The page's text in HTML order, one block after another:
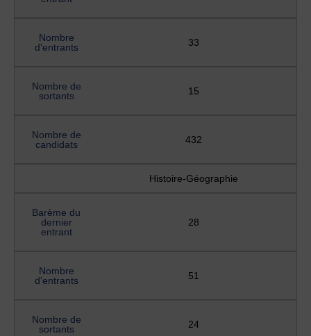
Nombre
d'entrants
33
Nombre de
sortants
15
Nombre de
candidats
432
Histoire-Géographie
Barème du
dernier
entrant
28
Nombre
d'entrants
51
Nombre de
sortants
24